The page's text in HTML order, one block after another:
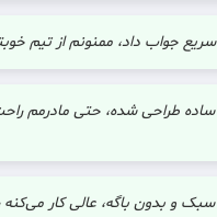
جواب داد، ممنونم از تیم
طراحی شده، حتی مادرمم
و بدون باگه، عالی کار